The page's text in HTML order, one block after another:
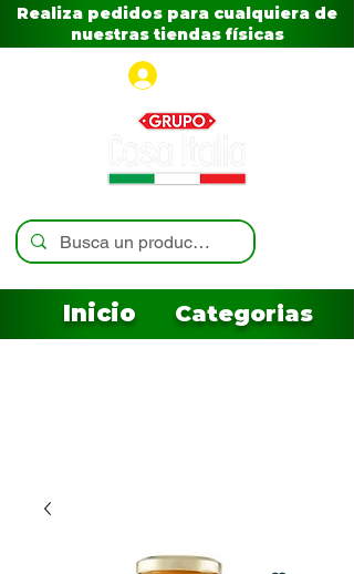
Realiza pedidos para cualquiera de
nuestras tiendas físicas
Inicio Categorias